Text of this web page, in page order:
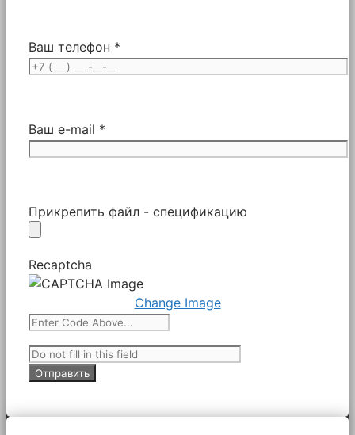
Ваш телефон *
Ваш e-mail *
Прикрепить файл - спецификацию
Recaptcha
Change Image